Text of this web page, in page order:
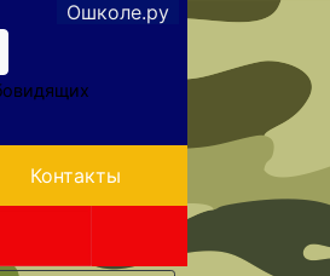
Ошколе.ру
Контакты